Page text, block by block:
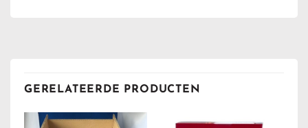
GERELATEERDE PRODUCTEN